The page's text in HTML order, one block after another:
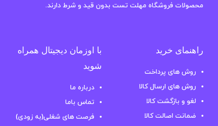
محصولات فروشگاه مهلت تست بدون قید و شرط دارند.
راهنمای خرید
روش های پرداخت
روش های ارسال کالا
لغو و بازگشت کالا
ضمانت اصالت کالا
با اوزمان دیجیتال همراه
شوید
درباره ما
تماس باما
فرصت های شغلی(به زودی)